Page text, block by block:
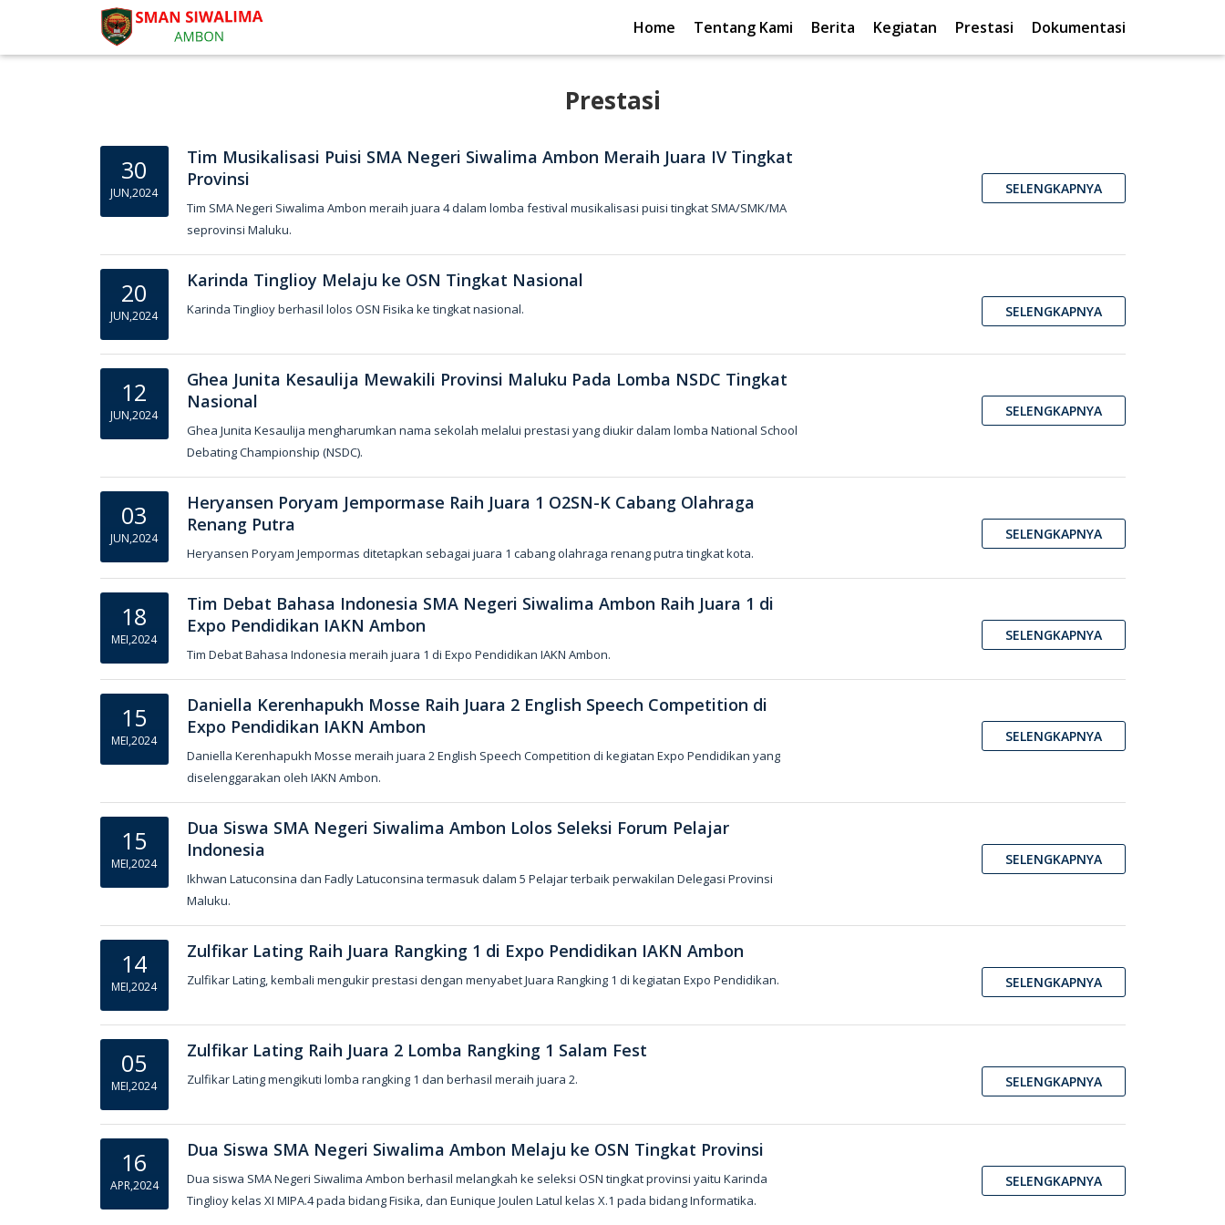
Home Tentang Kami Berita Kegiatan Prestasi Dokumentasi
Prestasi
30
JUN,2024
Tim Musikalisasi Puisi SMA Negeri Siwalima Ambon Meraih Juara IV Tingkat
Provinsi
Tim SMA Negeri Siwalima Ambon meraih juara 4 dalam lomba festival musikalisasi puisi tingkat SMA/SMK/MA
seprovinsi Maluku.
SELENGKAPNYA
20
JUN,2024
Karinda Tinglioy Melaju ke OSN Tingkat Nasional
Karinda Tinglioy berhasil lolos OSN Fisika ke tingkat nasional. SELENGKAPNYA
12
JUN,2024
Ghea Junita Kesaulija Mewakili Provinsi Maluku Pada Lomba NSDC Tingkat
Nasional
Ghea Junita Kesaulija mengharumkan nama sekolah melalui prestasi yang diukir dalam lomba National School
Debating Championship (NSDC).
SELENGKAPNYA
03
JUN,2024
Heryansen Poryam Jempormase Raih Juara 1 O2SN-K Cabang Olahraga
Renang Putra
Heryansen Poryam Jempormas ditetapkan sebagai juara 1 cabang olahraga renang putra tingkat kota.
SELENGKAPNYA
18
MEI,2024
Tim Debat Bahasa Indonesia SMA Negeri Siwalima Ambon Raih Juara 1 di
Expo Pendidikan IAKN Ambon
Tim Debat Bahasa Indonesia meraih juara 1 di Expo Pendidikan IAKN Ambon.
SELENGKAPNYA
15
MEI,2024
Daniella Kerenhapukh Mosse Raih Juara 2 English Speech Competition di
Expo Pendidikan IAKN Ambon
Daniella Kerenhapukh Mosse meraih juara 2 English Speech Competition di kegiatan Expo Pendidikan yang
diselenggarakan oleh IAKN Ambon.
SELENGKAPNYA
15
MEI,2024
Dua Siswa SMA Negeri Siwalima Ambon Lolos Seleksi Forum Pelajar
Indonesia
Ikhwan Latuconsina dan Fadly Latuconsina termasuk dalam 5 Pelajar terbaik perwakilan Delegasi Provinsi
Maluku.
SELENGKAPNYA
14
MEI,2024
Zulfikar Lating Raih Juara Rangking 1 di Expo Pendidikan IAKN Ambon
Zulfikar Lating, kembali mengukir prestasi dengan menyabet Juara Rangking 1 di kegiatan Expo Pendidikan. SELENGKAPNYA
05
MEI,2024
Zulfikar Lating Raih Juara 2 Lomba Rangking 1 Salam Fest
Zulfikar Lating mengikuti lomba rangking 1 dan berhasil meraih juara 2. SELENGKAPNYA
16
APR,2024
Dua Siswa SMA Negeri Siwalima Ambon Melaju ke OSN Tingkat Provinsi
Dua siswa SMA Negeri Siwalima Ambon berhasil melangkah ke seleksi OSN tingkat provinsi yaitu Karinda
Tinglioy kelas XI MIPA.4 pada bidang Fisika, dan Eunique Joulen Latul kelas X.1 pada bidang Informatika.
SELENGKAPNYA